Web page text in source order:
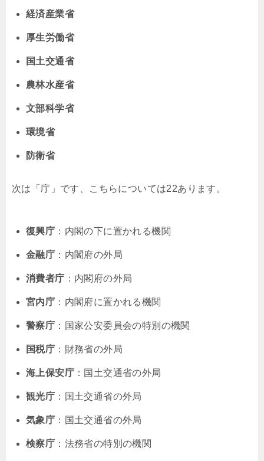
経済産業省
厚生労働省
国土交通省
農林水産省
文部科学省
環境省
防衛省
次は「庁」です、こちらについては22あります。
復興庁 ：内閣の下に置かれる機関
金融庁 ：内閣府の外局
消費者庁 ：内閣府の外局
宮内庁 ：内閣府に置かれる機関
警察庁 ：国家公安委員会の特別の機関
国税庁 ：財務省の外局
海上保安庁 ：国土交通省の外局
観光庁 ：国土交通省の外局
気象庁 ：国土交通省の外局
検察庁 ：法務省の特別の機関